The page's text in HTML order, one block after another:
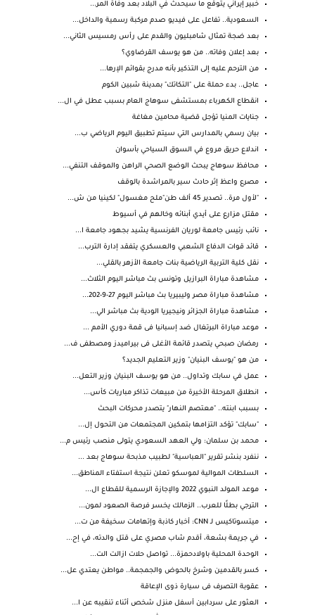
خبير إيراني يتوقع ما سيحدث في البلاد بعد وفاة المر...
السعودية.. تفاعل على فيديو صدم مركبة رسمية والداخل...
بعد ضجة تمثال شامبليون والقدم على رأس رمسيس الثاني...
بعد إعلان وفاته.. من هو يوسف القرضاوي؟
من الترحم عليه إلى التذكير بأنه مدرج بقوائم الإرها...
عاجل.. بدء حملة على "التكاتك" بمدينة شبين الكوم
انقطاع الكهرباء بمستشفى سوهاج العام بسبب عطل في ال...
جنايات المنيا تؤجل قضية محامين مغاغة
بيان رسمي بالمدارس التي سيتم تطبيق اليوم الرياضي ب...
اندلاع حريق مروع في السوق السياحي بأسوان
محافظ سوهاج يبحث الوضع الصحي الراهن والموقف التنفي...
مصرع واعظ إثر حادث سير بالمراشدة بالوقف
"لأول مرة.. تصدير 45 ألف طن"ملح مغسول" لكينيا من ش...
مقتل مزارع على أيدي أبنائه وخالهم في أسيوط
نائب رئيس جامعة لوريان الفرنسية يشيد بجهود جامعة ا...
قائد قوات الدفاع الشعبي والعسكري يتفقد إدارة الترب...
نقل كلية التربية الرياضية بنات جامعة الأزهر بالقلي...
مشاهدة مباراة البرازيل وتونس بث مباشر اليوم الثلاث...
مشاهدة مباراة مصر وليبيريا بث مباشر اليوم 27-9-202...
مشاهدة مباراة الجزائر ونيجيريا الودية بث مباشر الي...
موعد مباراة البرتغال ضد إسبانيا فى قمة دوري الأمم ...
رمضان صبحي يتصدر قائمة الأغلى فى بيراميدز ومصطفى ف...
من هو "يوسف البنيان" وزير التعليم الجديد؟
عمل في سابك وتداول.. من هو يوسف البنيان وزير التعل...
انطلاق المرحلة الأخيرة من مبيعات تذاكر مباريات كأس...
بسبب ابنته.. "معتصم النهار" يتصدر محركات البحث
"سابك" تؤكد التزامها بتمكين المجتمعات من التحول إل...
محمد بن سلمان: ولي العهد السعودي يتولى منصب رئيس م...
ننفرد بنشر تقرير "العباسية" لطبيب مذبحة سوهاج بعد ...
السلطات الموالية لموسكو تعلن نتيجة استفتاء المناطق...
موعد المولد النبوي 2022 والإجازة الرسمية للقطاع ال...
الترجي بطلًا للعرب.. الزمالك يخسر فرصة الصعود لمون...
ميتسوتاكيس لـ CNN: أخبار كاذبة وإتهامات سخيفة من ت...
في جريمة بشعة، أقدم شاب مصري على قتل والدته، في إح...
الوحدة المحلية باولادحمزة... تواصل حلات ازالت الت...
كسر بالقدمين وشرخ بالحوض والجمجمة.. مواطن يعتدي عل...
عقوبة التصرف فى سيارة ذوى الإعاقة
العثور على سردابين أسفل منزل شخص أثناء تنقيبه عن ا...